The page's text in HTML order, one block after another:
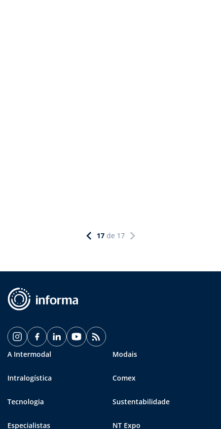
17 de 17
A Intermodal Modais
Intralogística Comex
Tecnologia Sustentabilidade
Especialistas NT Expo